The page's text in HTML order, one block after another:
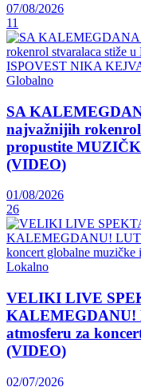
07/08/2026
11
Globalno
SA
najvažnijih rokenrol
propustite
(VIDEO)
01/08/2026
26
Lokalno
VELIKI LIVE
KALEMEGDANU!
atmosferu za
(VIDEO)
02/07/2026